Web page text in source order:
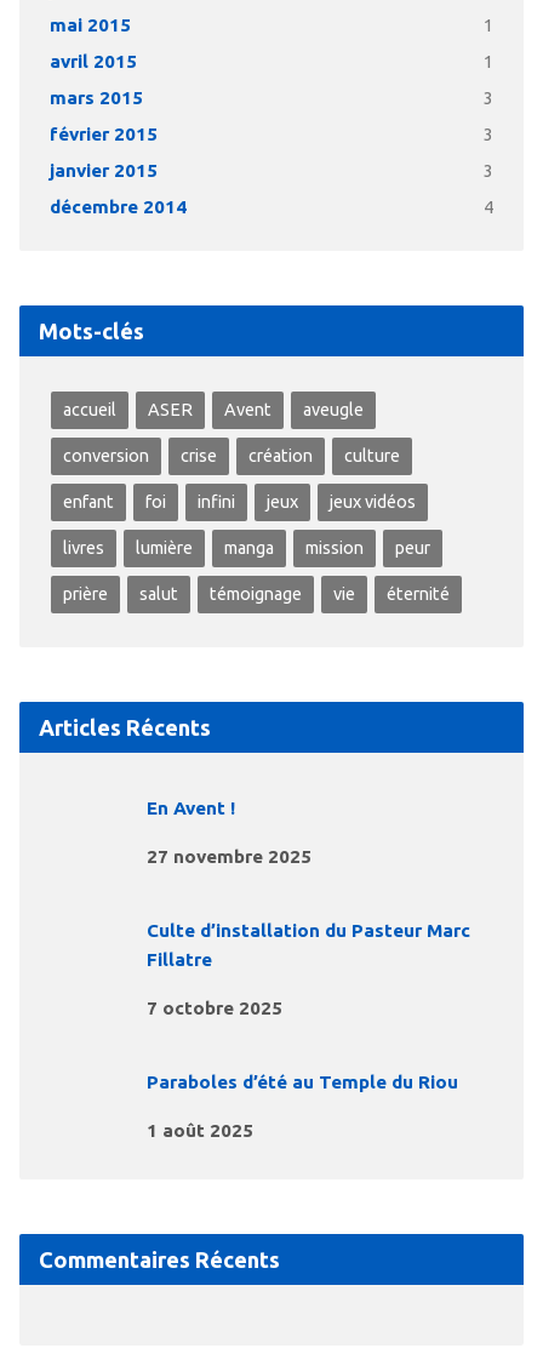
mai 2015 1
avril 2015 1
mars 2015 3
février 2015 3
janvier 2015 3
décembre 2014 4
Mots-clés
accueil ASER Avent aveugle
conversion crise création culture
enfant foi infini jeux jeux vidéos
livres lumière manga mission peur
prière salut témoignage vie éternité
Articles Récents
En Avent !
27 novembre 2025
Culte d’installation du Pasteur Marc
Fillatre
7 octobre 2025
Paraboles d’été au Temple du Riou
1 août 2025
Commentaires Récents